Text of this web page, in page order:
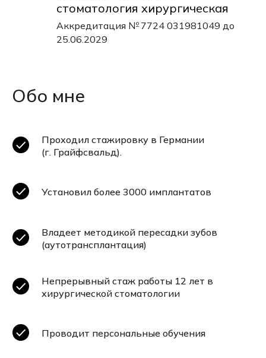
стоматология хирургическая
Аккредитация № 7724 031981049 до
25.06.2029
Обо мне
Проходил стажировку в Германии
(г. Грайфсвальд).
Установил более 3000 имплантатов
Владеет методикой пересадки зубов
(аутотрансплантация)
Непрерывный стаж работы 12 лет в
хирургической стоматологии
Проводит персональные обучения